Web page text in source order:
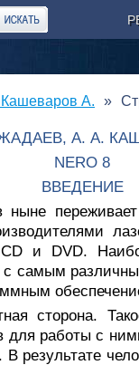
Кашеваров А.
А. А.
NERO 8
ВВЕДЕНИЕ
ныне
и DVD.
с самым
сторона.
для работы с
результате